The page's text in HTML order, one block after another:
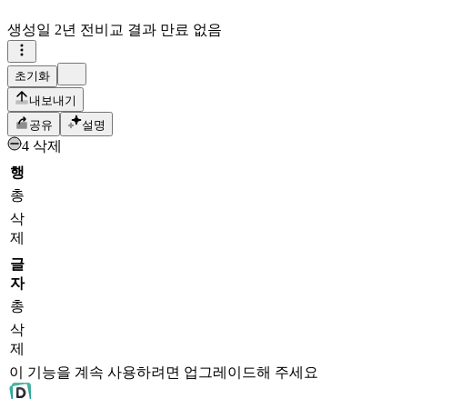
생성일 2년 전 비교 결과 만료 없음
초기화
내보내기
공유
설명
4 삭제
행
총
삭
제
글
자
총
삭
제
이 기능을 계속 사용하려면 업그레이드해 주세요